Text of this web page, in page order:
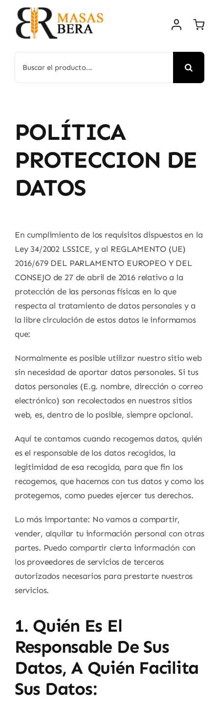
Saltar
contenido
POLÍTICA
PROTECCION DE
DATOS
En cumplimiento de los requisitos dispuestos en la
Ley 34/2002 LSSICE, y al REGLAMENTO (UE)
2016/679 DEL PARLAMENTO EUROPEO Y DEL
CONSEJO de 27 de abril de 2016 relativo a la
protección de las personas físicas en lo que
respecta al tratamiento de datos personales y a
la libre circulación de estos datos le informamos
que:
Normalmente es posible utilizar nuestro sitio web
sin necesidad de aportar datos personales. Si tus
datos personales (E.g. nombre, dirección o correo
electrónico) son recolectados en nuestros sitios
web, es, dentro de lo posible, siempre opcional.
Aquí te contamos cuando recogemos datos, quién
es el responsable de los datos recogidos, la
legitimidad de esa recogida, para que fin los
recogemos, que hacemos con tus datos y como los
protegemos, como puedes ejercer tus derechos.
Lo más importante: No vamos a compartir,
vender, alquilar tu información personal con otras
partes. Puedo compartir cierta información con
los proveedores de servicios de terceros
autorizados necesarios para prestarte nuestros
servicios.
1. Quién Es El
Responsable De Sus
Datos, A Quién Facilita
Sus Datos: